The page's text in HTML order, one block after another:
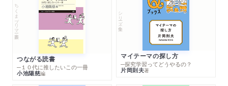
ちくまプリマー新書
つながる読書
─１０代に推したいこの一冊
小池陽慈編
シリーズ・全集
マイテーマの探し方
─探究学習ってどうやるの？
片岡則夫著